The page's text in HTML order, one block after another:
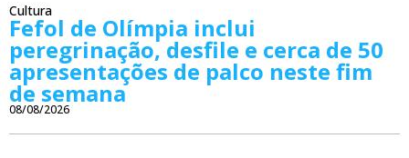
Cultura
Fefol de Olímpia inclui
peregrinação, desfile e cerca de 50
apresentações de palco neste fim
de semana
08/08/2026